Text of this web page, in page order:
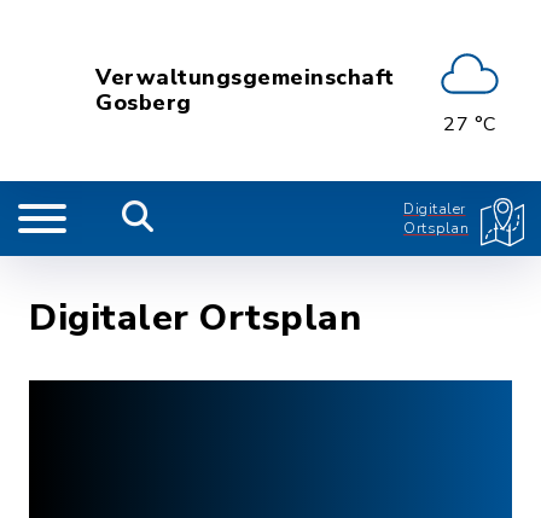
Verwaltungsgemeinschaft
Gosberg
27 °C
Digitaler
Ortsplan
Digitaler Ortsplan